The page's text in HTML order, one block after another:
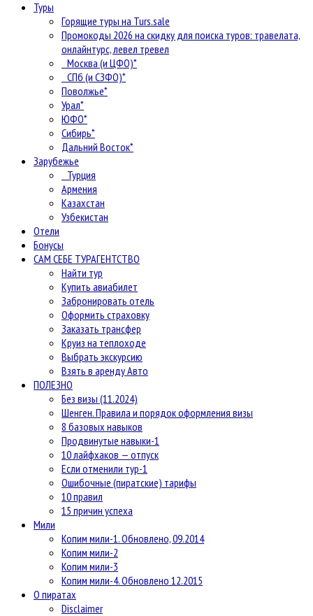
Туры
Горящие туры на Turs.sale
Промокоды 2026 на скидку для поиска туров: травелата,
онлайнтурс, левел тревел
Москва (и ЦФО)*
СПб (и СЗФО)*
Поволжье*
Урал*
ЮФО*
Сибирь*
Дальний Восток*
Зарубежье
Турция
Армения
Казахстан
Узбекистан
Отели
Бонусы
САМ СЕБЕ ТУРАГЕНТСТВО
Найти тур
Купить авиабилет
Забронировать отель
Оформить страховку
Заказать трансфер
Круиз на теплоходе
Выбрать экскурсию
Взять в аренду Авто
ПОЛЕЗНО
Без визы (11.2024)
Шенген. Правила и порядок оформления визы
8 базовых навыков
Продвинутые навыки-1
10 лайфхаков — отпуск
Если отменили тур-1
Ошибочные (пиратские) тарифы
10 правил
15 причин успеха
Мили
Копим мили-1. Обновлено, 09.2014
Копим мили-2
Копим мили-3
Копим мили-4. Обновлено 12.2015
О пиратах
Disclaimer